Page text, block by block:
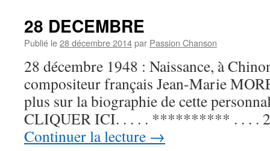
28 DECEMBRE
Publié le28 décembre 2014par Passion Chanson
28 décembre 1948 : Naissance, à
compositeur français Jean-Marie
plus sur la biographie de cette
CLIQUER ICI. . . . . ********** . . . .
Continuer la lecture →